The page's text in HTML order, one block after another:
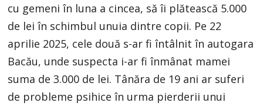
cu gemeni în luna a cincea, să îi plătească 5.000
de lei în schimbul unuia dintre copii. Pe 22
aprilie 2025, cele două s-ar fi întâlnit în autogara
Bacău, unde suspecta i-ar fi înmânat mamei
suma de 3.000 de lei. Tânăra de 19 ani ar suferi
de probleme psihice în urma pierderii unui